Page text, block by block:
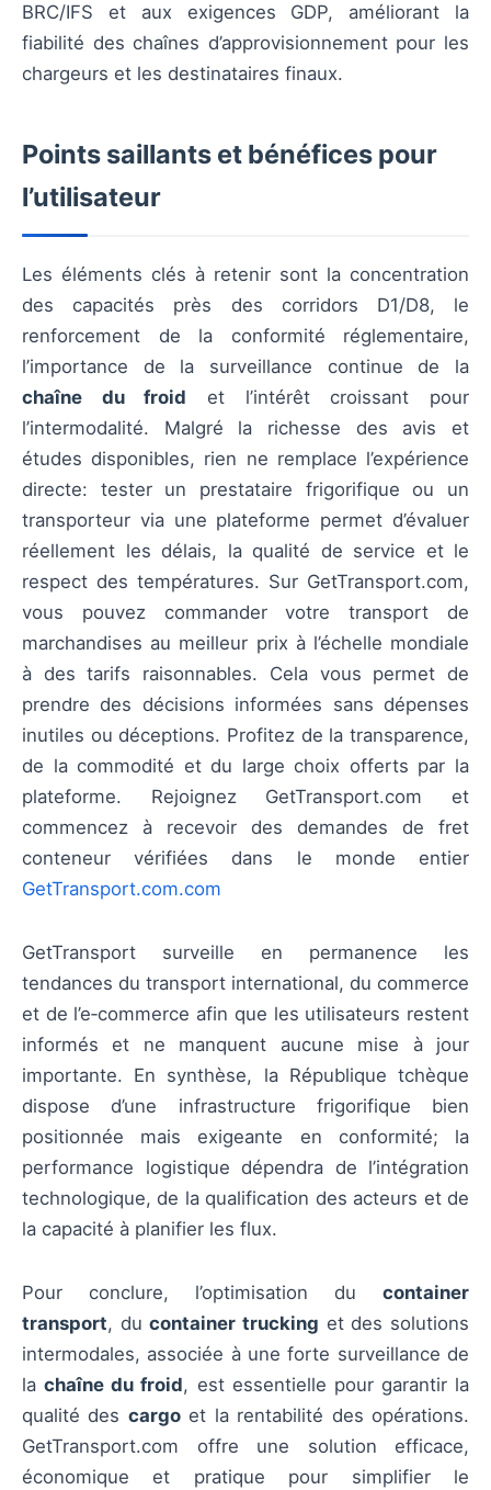
BRC/IFS et aux exigences GDP, améliorant la
fiabilité des chaînes d’approvisionnement pour les
chargeurs et les destinataires finaux.
Points saillants et bénéfices pour
l’utilisateur
Les éléments clés à retenir sont la concentration
des capacités près des corridors D1/D8, le
renforcement de la conformité réglementaire,
l’importance de la surveillance continue de la
chaîne du froid et l’intérêt croissant pour
l’intermodalité. Malgré la richesse des avis et
études disponibles, rien ne remplace l’expérience
directe: tester un prestataire frigorifique ou un
transporteur via une plateforme permet d’évaluer
réellement les délais, la qualité de service et le
respect des températures. Sur GetTransport.com,
vous pouvez commander votre transport de
marchandises au meilleur prix à l’échelle mondiale
à des tarifs raisonnables. Cela vous permet de
prendre des décisions informées sans dépenses
inutiles ou déceptions. Profitez de la transparence,
de la commodité et du large choix offerts par la
plateforme. Rejoignez GetTransport.com et
commencez à recevoir des demandes de fret
conteneur vérifiées dans le monde entier
GetTransport.com.com
GetTransport surveille en permanence les
tendances du transport international, du commerce
et de l’e‑commerce afin que les utilisateurs restent
informés et ne manquent aucune mise à jour
importante. En synthèse, la République tchèque
dispose d’une infrastructure frigorifique bien
positionnée mais exigeante en conformité; la
performance logistique dépendra de l’intégration
technologique, de la qualification des acteurs et de
la capacité à planifier les flux.
Pour conclure, l’optimisation du container
transport, ducontainer trucking et des solutions
intermodales, associée à une forte surveillance de
lachaîne du froid, est essentielle pour garantir la
qualité des cargoet la rentabilité des opérations.
GetTransport.com offre une solution efficace,
économique et pratique pour simplifier le